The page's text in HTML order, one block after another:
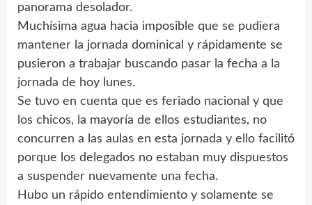
panorama desolador.
Muchísima agua hacia imposible que se pudiera
mantener la jornada dominical y rápidamente se
pusieron a trabajar buscando pasar la fecha a la
jornada de hoy lunes.
Se tuvo en cuenta que es feriado nacional y que
los chicos, la mayoría de ellos estudiantes, no
concurren a las aulas en esta jornada y ello facilitó
porque los delegados no estaban muy dispuestos
a suspender nuevamente una fecha.
Hubo un rápido entendimiento y solamente se